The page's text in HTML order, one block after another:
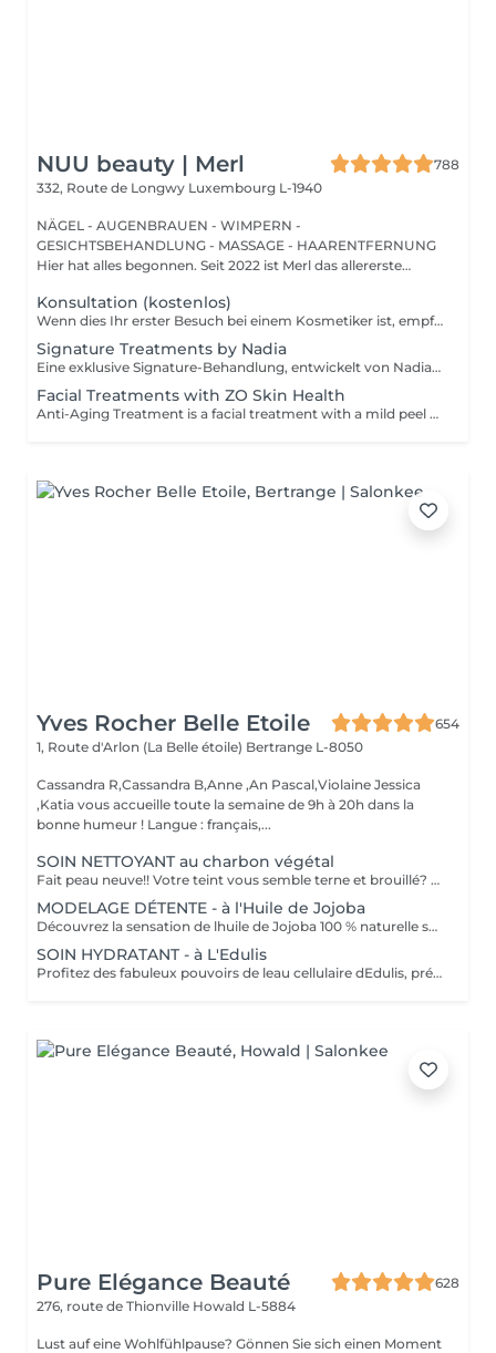
NUU beauty | Merl
788
332, Route de Longwy Luxembourg L-1940
NÄGEL - AUGENBRAUEN - WIMPERN -
GESICHTSBEHANDLUNG - MASSAGE - HAARENTFERNUNG
Hier hat alles begonnen. Seit 2022 ist Merl das allererste
Konsultation (kostenlos)
Wenn dies Ihr erster Besuch bei einem Kosmetiker ist, empfehlen wir, mit einer Beratung zu beginnen. Wie wird die Beratung durchgeführt? - nur Beratung - Wir bestimmen Ihren Hauttyp, besprechen Ihre gewünschten Ergebnisse, helfen Ihnen bei der Auswahl der richtigen Hautpflegeprodukte und entscheiden, welche Behandlung Ihre spezifischen Anliegen am besten anspricht. - Beratung + erste Behandlung - Wir bestimmen Ihren Hauttyp, besprechen Ihre gewünschten Ergebnisse, helfen Ihnen bei der Auswahl der richtigen Hautpflegeprodukte und entscheiden, welche Behandlung Ihre spezifischen Anliegen am besten anspricht. Wir führen die erste Behandlung direkt nach der Beratung durch.
Signature Treatments by Nadia
Eine exklusive Signature-Behandlung, entwickelt von Nadia, unserer Kosmetikerin, speziell für die empfindliche Augen- und Hals-/Dekolletépartie. Sie spendet intensive Feuchtigkeit und verbessert die Elastizität der Haut, wodurch Festigkeit, Geschmeidigkeit und ein sichtbar frischeres, revitalisiertes Hautbild gefördert werden. Die Behandlung hilft, das Erscheinungsbild feiner Linien zu reduzieren, verleiht der Augenpartie einen sanften aufhellenden Effekt und sorgt für ein natürliches Lifting-Ergebnis für einen erholten Blick und ein jugendlicheres Aussehen. Eine weitere Option kombiniert die intensive Feuchtigkeitspflege für Augen- und Halsbereich mit einer vollständigen Gesichtsbehandlung und bietet so ein besonders umfassendes Pflegeerlebnis.
Facial Treatments with ZO Skin Health
Anti-Aging Treatment is a facial treatment with a mild peel designed to restore hydration, smooth dry, rough texture, soften lines and strengthen skin to prevent future aging and skin damage. Redness Treatment is a facial treatment with a mild peel designed to calm skin and minimize symptoms associated with red, sensitized skin, including rosacea. Ultra Hydration Treatment is a facial treatment with a mild peel designed to soothe skin and restore hydration in dry, dehydrated skin. Skin Brightening Treatment is a facial treatment with a mild peel designed to target mild discoloration and restore a more even skin tone. Acne + Oil Control Treatment is a facial treatment with a mild peel to decongest pores, absorb excess surface oil, target blemishes and prevent future breakouts. Enzyme Facial Treatment is a gentle, effective facial treatment with enzymatic exfoliation to revive dull skin, replenish hydration, soothe skin and restore healthy skin barrier to strengthen skin. Stimulator Peel is the perfect lunchtime peel, gentle enough for all skin types. An effective blend of AHAs provide immediately healthier, glowing skin with no downtime. Added antioxidants and anti-irritants neutralize free radicals and calm the skin.
Yves Rocher Belle Etoile
654
1, Route d'Arlon (La Belle étoile) Bertrange L-8050
Cassandra R,Cassandra B,Anne ,An Pascal,Violaine Jessica
,Katia vous accueille toute la semaine de 9h à 20h dans la
bonne humeur ! Langue : français,...
SOIN NETTOYANT au charbon végétal
Fait peau neuve!! Votre teint vous semble terne et brouillé? vous ressentez le besoin de nettoyer votre peau ?.Ce soin nettoyant s'adresse à vous. Il permettra de traiter votre peau sans la décaper. Purifié et detoxifiie votre visage retrouve un teint unifié, frais et lumineux. Une vraie bouffée d'oxygène pour votre peau !! Idéal pour les peaux mixtes à Grasses
MODELAGE DÉTENTE - à l'Huile de Jojoba
Découvrez la sensation de lhuile de Jojoba 100 % naturelle sur votre peau. Nourrie, votre peau retrouve tout son confort. Libéré de ses tensions grâce aux mains habiles de notre esthéticienne, votre visage est détendu. Bénéfices : Nourrie, votre peau retrouve tout son confort.
SOIN HYDRATANT - à L'Edulis
Profitez des fabuleux pouvoirs de leau cellulaire dEdulis, précieuse source dhydratation continue. Après la brumisation du Sérum concentré en eau cellulaire, le Masque Crème ressourçant se transforme en une texture soyeuse qui fond sur votre peau sous le délicat modelage de notre esthéticienne. Bénéfices : Gorgée deau, votre peau retrouve douceur, souplesse et éclat. Retrouvez le confort dune peau hydratée en continu.
Pure Elégance Beauté
628
276, route de Thionville Howald L-5884
Lust auf eine Wohlfühlpause? Gönnen Sie sich einen Moment